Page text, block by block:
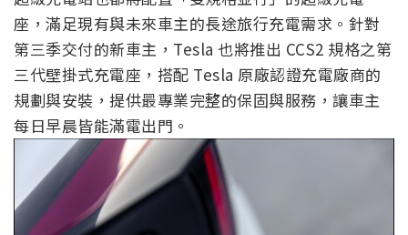
座，滿足現有與未來車主的長途旅行充電需求。針對
第三季交付的新車主，Tesla 也將推出 CCS2 規格之第
三代壁掛式充電座，搭配 Tesla 原廠認證充電廠商的
規劃與安裝，提供最專業完整的保固與服務，讓車主
每日早晨皆能滿電出門。